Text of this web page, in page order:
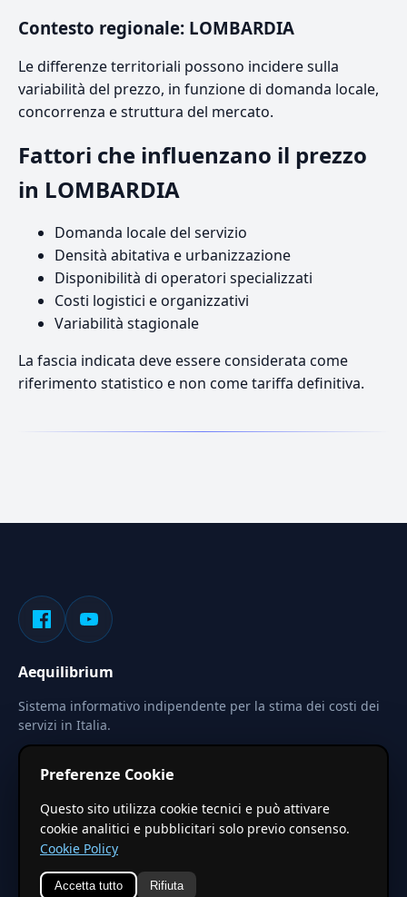
Contesto regionale: LOMBARDIA
Le differenze territoriali possono incidere sulla
variabilità del prezzo, in funzione di domanda locale,
concorrenza e struttura del mercato.
Fattori che influenzano il prezzo
in LOMBARDIA
Domanda locale del servizio
Densità abitativa e urbanizzazione
Disponibilità di operatori specializzati
Costi logistici e organizzativi
Variabilità stagionale
La fascia indicata deve essere considerata come
riferimento statistico e non come tariffa definitiva.
Aequilibrium
Sistema informativo indipendente per la stima dei costi dei
servizi in Italia.
Le stime pubblicate sono calcolate tramite coefficienti
territoriali regionali applicati a valori base nazionali. Non
costituiscono preventivo ufficiale.
© 2026 Aequilibrium — Un progetto di vxd.mobi
Preferenze Cookie
Questo sito utilizza cookie tecnici e può attivare
cookie analitici e pubblicitari solo previo consenso.
Cookie Policy
Accetta tutto Rifiuta